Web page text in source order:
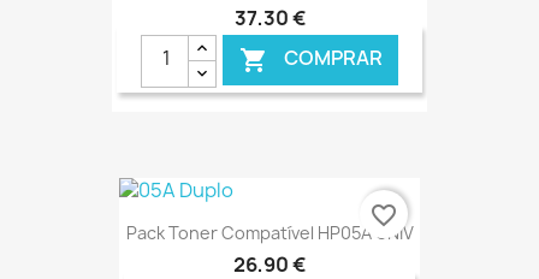
37,30 €
 COMPRAR
€ ONLINE
Pack Toner Compatível HP05A UNIV
26,90 €
favorite_border